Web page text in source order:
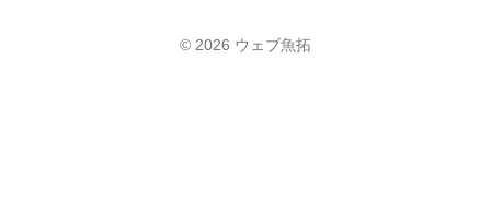
© 2026 ウェブ魚拓